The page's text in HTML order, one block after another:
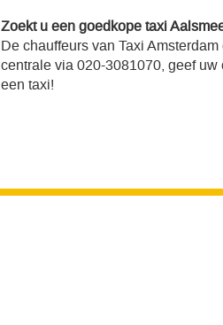
Zoekt u een goedkope taxi
De chauffeurs van Taxi
centrale via 020-3081070, geef
een taxi!